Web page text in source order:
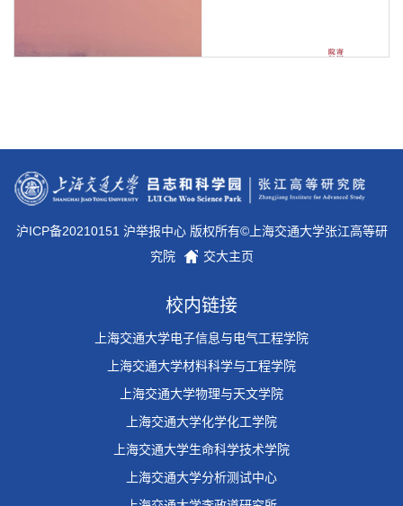
沪ICP备20210151 沪举报中心 版权所有©上海交通大学张江高等研
究院
交大主页
校内链接
上海交通大学电子信息与电气工程学院
上海交通大学材料科学与工程学院
上海交通大学物理与天文学院
上海交通大学化学化工学院
上海交通大学生命科学技术学院
上海交通大学分析测试中心